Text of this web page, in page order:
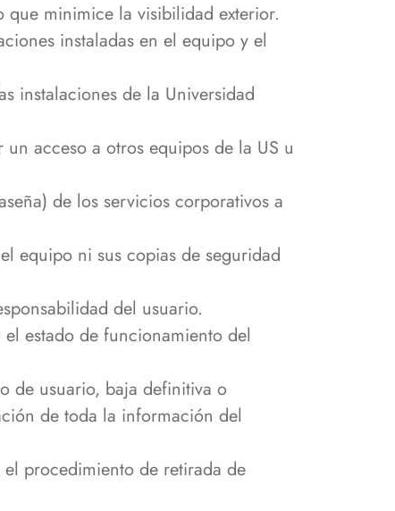
minimice la visibilidad exterior.
instaladas en el equipo y el
instalaciones de la Universidad
acceso a otros equipos de la US u
de los servicios corporativos a
equipo ni sus copias de seguridad
del usuario.
estado de funcionamiento del
de usuario, baja definitiva o
de toda la información del
procedimiento de retirada de